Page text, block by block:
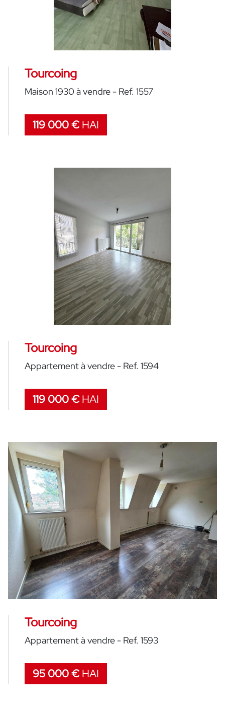
Tourcoing
Maison 1930 à vendre - Ref. 1557
119 000 €HAI
Tourcoing
Appartement à vendre - Ref. 1594
119 000 €HAI
Tourcoing
Appartement à vendre - Ref. 1593
95 000 €HAI